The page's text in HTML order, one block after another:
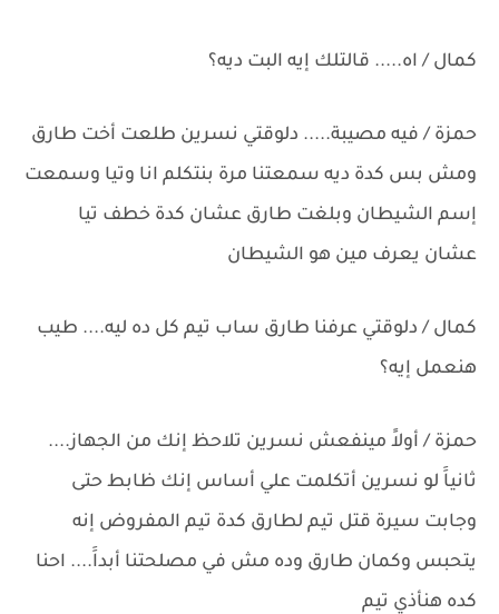
كمال / اه..... قالتلك إيه البت ديه؟
حمزة / فيه مصيبة..... دلوقتي نسرين طلعت أخت طارق
ومش بس كدة ديه سمعتنا مرة بنتكلم انا وتيا وسمعت
إسم الشيطان وبلغت طارق عشان كدة خطف تيا
عشان يعرف مين هو الشيطان
كمال / دلوقتي عرفنا طارق ساب تيم كل ده ليه.... طيب
هنعمل إيه؟
حمزة / أولاََ مينفعش نسرين تلاحظ إنك من الجهاز....
ثانياََ لو نسرين أتكلمت علي أساس إنك ظابط حتى
وجابت سيرة قتل تيم لطارق كدة تيم المفروض إنه
يتحبس وكمان طارق وده مش في مصلحتنا أبداََ.... احنا
كده هنأذي تيم